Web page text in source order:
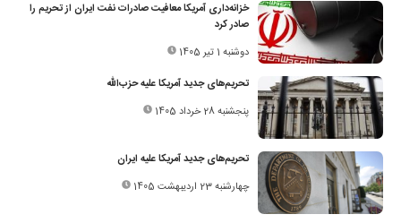
خزانه‌داری آمریکا معافیت صادرات نفت ایران از تحریم را
صادر کرد
دوشنبه 1 تیر 1405
تحریم‌های جدید آمریکا علیه حزب‌الله
پنجشنبه 28 خرداد 1405
تحریم‌های جدید آمریکا علیه ایران
چهارشنبه 23 اردیبهشت 1405